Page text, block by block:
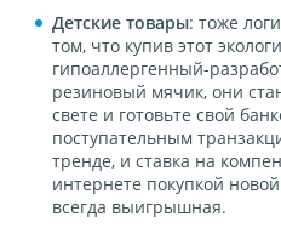
Детские товары: тоже
том, что купив этот
гипоаллергенный-
резиновый мячик, они
свете и готовьте свой
поступательным
тренде, и ставка на
интернете покупкой
всегда выигрышная.